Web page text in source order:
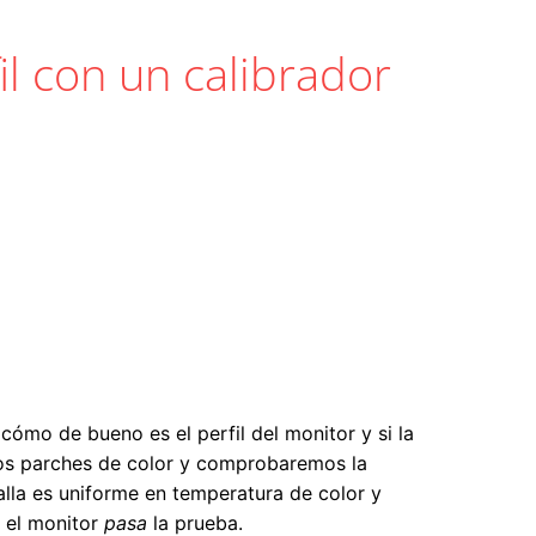
con un calibrador
de bueno es el perfil del monitor y si la
parches de color y comprobaremos la
es uniforme en temperatura de color y
el monitor pasa la prueba.